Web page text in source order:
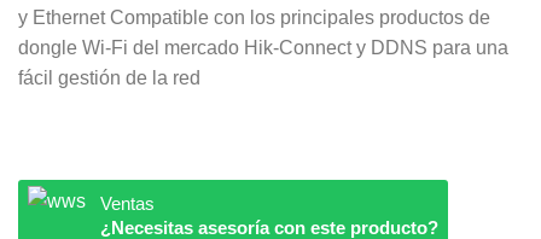
y Ethernet Compatible con los principales productos de
dongle Wi-Fi del mercado Hik-Connect y DDNS para una
fácil gestión de la red
Ventas
¿Necesitas asesoría con este producto?